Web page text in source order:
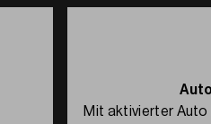
Mit aktivierter Auto